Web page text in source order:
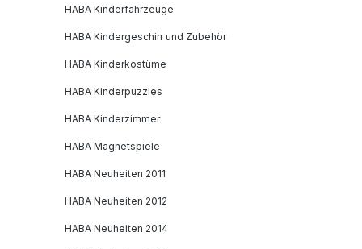
HABA Kinderfahrzeuge
HABA Kindergeschirr und Zubehör
HABA Kinderkostüme
HABA Kinderpuzzles
HABA Kinderzimmer
HABA Magnetspiele
HABA Neuheiten 2011
HABA Neuheiten 2012
HABA Neuheiten 2014